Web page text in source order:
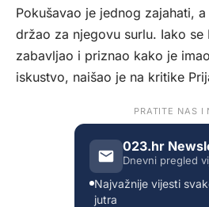
Pokušavao je jednog zajahati,
držao za njegovu surlu. Iako se
zabavljao i priznao kako je imao
iskustvo, naišao je na kritike
PRATITE NAS I
023.hr
Dnevni pregled
Najvažnije vijesti
jutra